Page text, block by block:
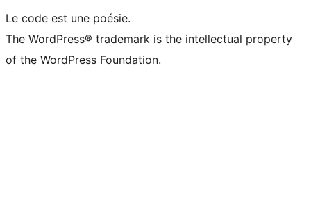
Le code est une poésie.
The WordPress® trademark is the intellectual property
of the WordPress Foundation.